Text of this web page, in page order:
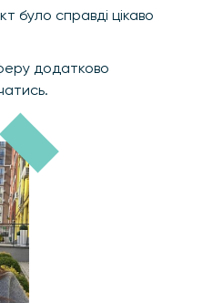
було справді цікаво
додатково